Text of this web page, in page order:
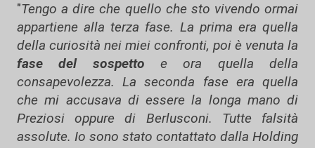
"Tengo a dire che quello che sto vivendo ormai
appartiene alla terza fase. La prima era quella
della curiosità nei miei confronti, poi è venuta la
fase del sospetto e ora quella della
consapevolezza. La seconda fase era quella
che mi accusava di essere la longa mano di
Preziosi oppure di Berlusconi. Tutte falsità
assolute. Io sono stato contattato dalla Holding